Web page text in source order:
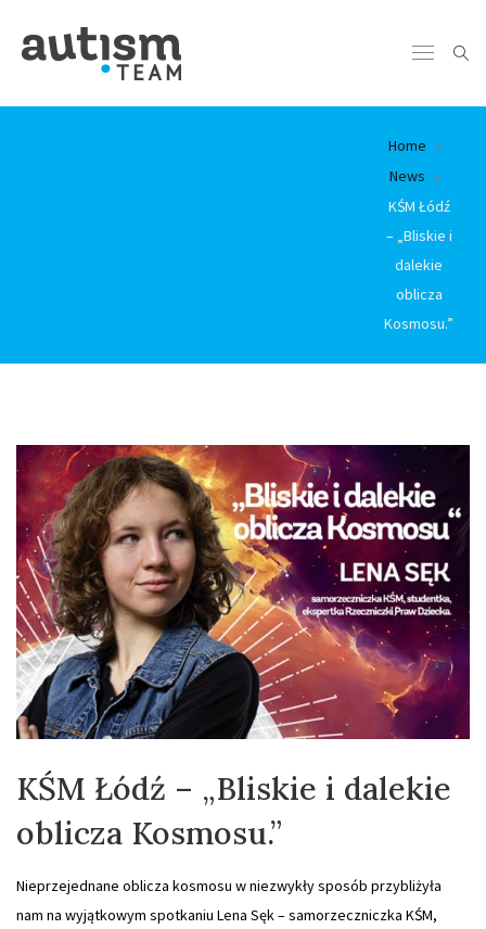
Home
News
KŚM Łódź
– „Bliskie i
dalekie
oblicza
Kosmosu.”
KŚM Łódź – „Bliskie i dalekie
oblicza Kosmosu.”
Nieprzejednane oblicza kosmosu w niezwykły sposób przybliżyła
nam na wyjątkowym spotkaniu Lena Sęk – samorzeczniczka KŚM,